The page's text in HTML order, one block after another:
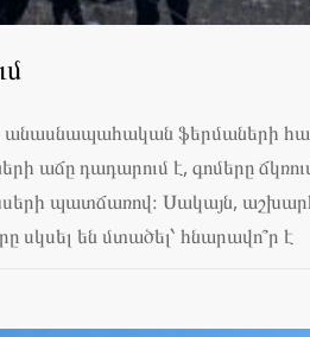
անասնապահական ֆերմաների
աճը դադարում է, գոմերը
պատճառով։ Սակայն,
սկսել են մտածել՝ հնարավո՞ր է